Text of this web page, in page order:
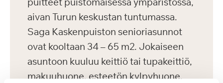
aivan Turun keskustan tuntumassa.
Saga Kaskenpuiston senioriasunnot
ovat kooltaan 34 – 65 m2. Jokaiseen
asuntoon kuuluu keittiö tai tupakeittiö,
makuuhuone, esteetön kylpyhuone,